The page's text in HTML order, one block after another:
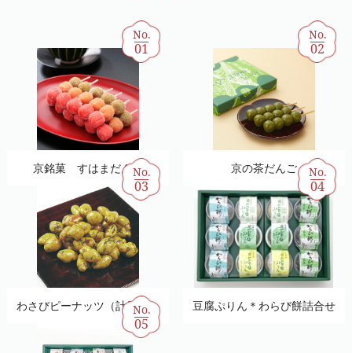
No.
01
京銘菓 すはまだんご
No.
02
京の茶だんご
No.
03
わさびピーナッツ（計量売）
No.
04
豆腐ぷりん＊わらび餅詰合せ
No.
05